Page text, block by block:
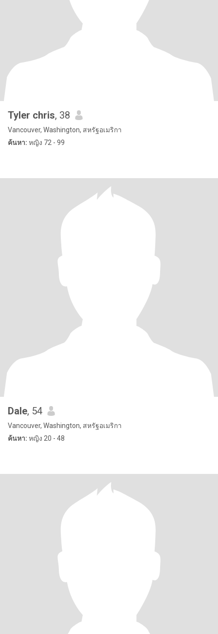
Tyler chris, 38
Vancouver, Washington, สหรัฐอเมริกา
ค้นหา: หญิง 72 - 99
Dale, 54
Vancouver, Washington, สหรัฐอเมริกา
ค้นหา: หญิง 20 - 48